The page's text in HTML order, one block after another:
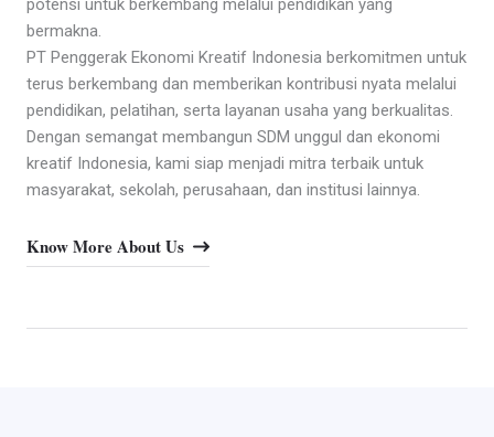
potensi untuk berkembang melalui pendidikan yang
bermakna.
PT Penggerak Ekonomi Kreatif Indonesia berkomitmen untuk
terus berkembang dan memberikan kontribusi nyata melalui
pendidikan, pelatihan, serta layanan usaha yang berkualitas.
Dengan semangat membangun SDM unggul dan ekonomi
kreatif Indonesia, kami siap menjadi mitra terbaik untuk
masyarakat, sekolah, perusahaan, dan institusi lainnya.
Know More About Us